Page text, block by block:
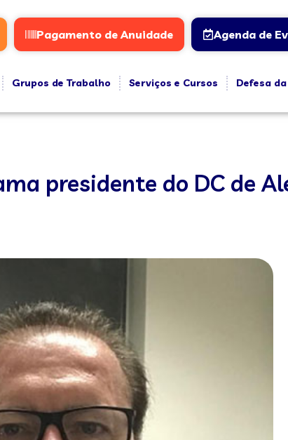
Pagamento de Anuidade Agenda de
Grupos de Trabalho Serviços e Cursos
Defesa
presidente do DC de